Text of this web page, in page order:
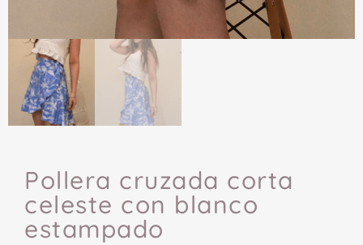
Pollera cruzada corta
celeste con blanco
estampado